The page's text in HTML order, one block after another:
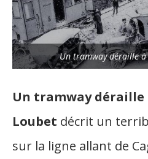
Un tramway déraille à
Un tramway déraille
Loubet décrit un
sur la ligne allant de